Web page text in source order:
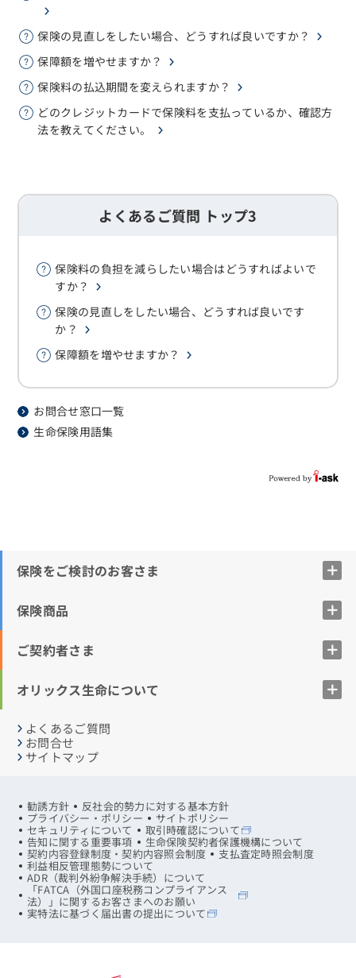
保険の見直しをしたい場合、どうすれば良いですか？
保障額を増やせますか？
保険料の払込期間を変えられますか？
どのクレジットカードで保険料を支払っているか、確認方
法を教えてください。
よくあるご質問 トップ3
保険料の負担を減らしたい場合はどうすればよいで
すか？
保険の見直しをしたい場合、どうすれば良いです
か？
保障額を増やせますか？
お問合せ窓口一覧
生命保険用語集
保険をご検討のお客さま
保険商品
ご契約者さま
オリックス生命について
よくあるご質問
お問合せ
サイトマップ
勧誘方針 反社会的勢力に対する基本方針
プライバシー・ポリシー サイトポリシー
セキュリティについて 取引時確認について
告知に関する重要事項 生命保険契約者保護機構について
契約内容登録制度・契約内容照会制度 支払査定時照会制度
利益相反管理態勢について
ADR（裁判外紛争解決手続）について
「FATCA（外国口座税務コンプライアンス
法）」に関するお客さまへのお願い
実特法に基づく届出書の提出について